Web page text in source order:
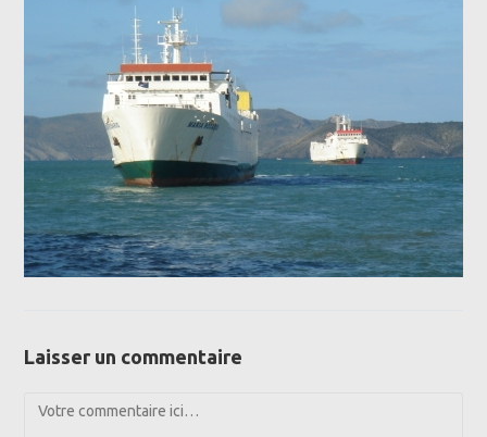
Laisser un commentaire
Comment